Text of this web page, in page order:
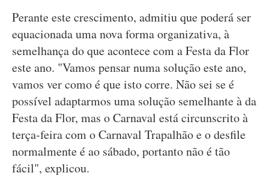
Perante este crescimento, admitiu que poderá ser
equacionada uma nova forma organizativa, à
semelhança do que acontece com a Festa da Flor
este ano. "Vamos pensar numa solução este ano,
vamos ver como é que isto corre. Não sei se é
possível adaptarmos uma solução semelhante à da
Festa da Flor, mas o Carnaval está circunscrito à
terça-feira com o Carnaval Trapalhão e o desfile
normalmente é ao sábado, portanto não é tão
fácil", explicou.